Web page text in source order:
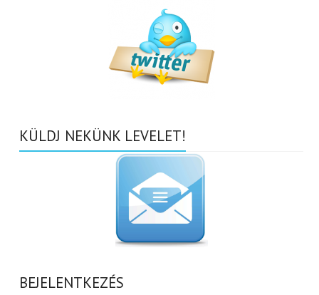
KÜLDJ NEKÜNK LEVELET!
BEJELENTKEZÉS